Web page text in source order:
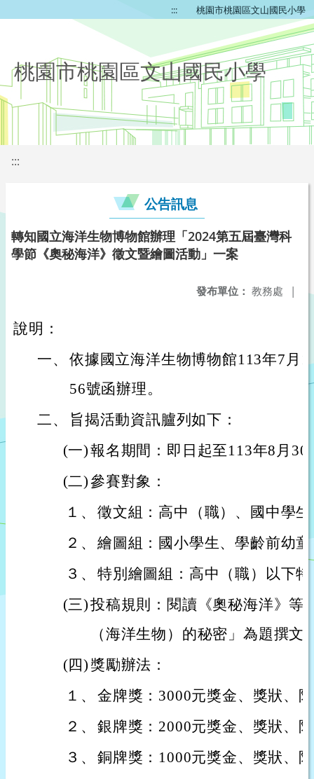
::: 桃園市桃園區文山國民小學
桃園市桃園區文山國民小學
:::
公告訊息
轉知國立海洋生物博物館辦理「2024第五屆臺灣科
學節《奧秘海洋》徵文暨繪圖活動」一案
發布單位： 教務處 |
說明：
一、 依據國立海洋生物博物館113年7月
56號函辦理。
二、
旨揭活動資訊臚列如下：
(一)報名期間：即日起至113年8月30
(二)參賽對象：
１、 徵文組：高中（職）、國中學
２、 繪圖組：國小學生、學齡前幼
３、 特別繪圖組：高中（職）以下
(三)投稿規則：閱讀《奧秘海洋》等
（海洋生物）的秘密」為題撰文
(四) 獎勵辦法：
１、 金牌獎：3000元獎金、獎狀、
２、 銀牌獎：2000元獎金、獎狀、
３、 銅牌獎：1000元獎金、獎狀、